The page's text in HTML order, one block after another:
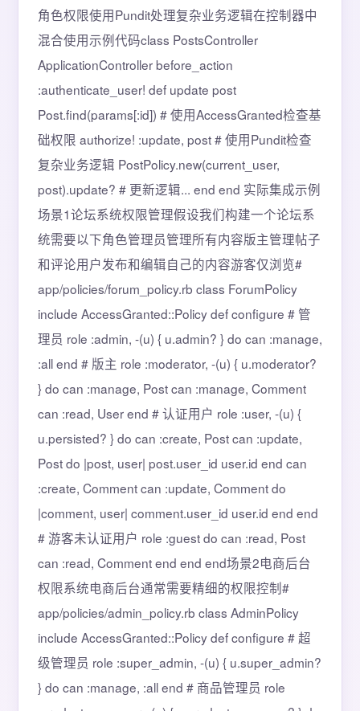
角色权限使用Pundit处理复杂业务逻辑在控制器中
混合使用示例代码class PostsController
ApplicationController before_action
:authenticate_user! def update post
Post.find(params[:id]) # 使用AccessGranted检查基
础权限 authorize! :update, post # 使用Pundit检查
复杂业务逻辑 PostPolicy.new(current_user,
post).update? # 更新逻辑... end end️ 实际集成示例
场景1论坛系统权限管理假设我们构建一个论坛系
统需要以下角色管理员管理所有内容版主管理帖子
和评论用户发布和编辑自己的内容游客仅浏览#
app/policies/forum_policy.rb class ForumPolicy
include AccessGranted::Policy def configure # 管
理员 role :admin, -(u) { u.admin? } do can :manage,
:all end # 版主 role :moderator, -(u) { u.moderator?
} do can :manage, Post can :manage, Comment
can :read, User end # 认证用户 role :user, -(u) {
u.persisted? } do can :create, Post can :update,
Post do |post, user| post.user_id user.id end can
:create, Comment can :update, Comment do
|comment, user| comment.user_id user.id end end
# 游客未认证用户 role :guest do can :read, Post
can :read, Comment end end end场景2电商后台
权限系统电商后台通常需要精细的权限控制#
app/policies/admin_policy.rb class AdminPolicy
include AccessGranted::Policy def configure # 超
级管理员 role :super_admin, -(u) { u.super_admin?
} do can :manage, :all end # 商品管理员 role